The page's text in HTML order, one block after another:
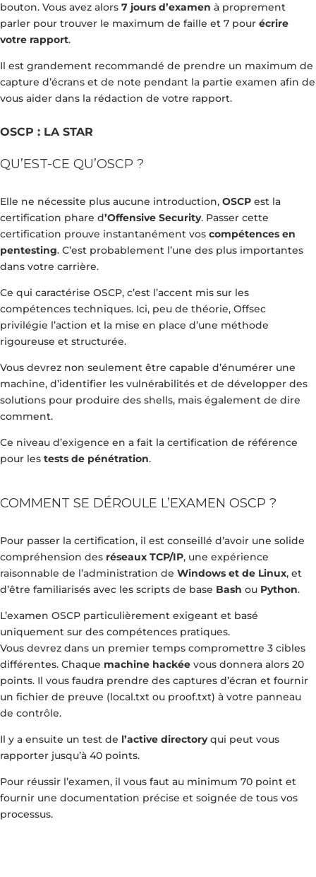
bouton. Vous avez alors 7 jours d’examen à proprement
parler pour trouver le maximum de faille et 7 pour écrire
votre rapport.
Il est grandement recommandé de prendre un maximum de
capture d’écrans et de note pendant la partie examen afin de
vous aider dans la rédaction de votre rapport.
OSCP : LA STAR
QU’EST-CE QU’OSCP ?
Elle ne nécessite plus aucune introduction, OSCP est la
certification phare d’Offensive Security. Passer cette
certification prouve instantanément vos compétences en
pentesting. C’est probablement l’une des plus importantes
dans votre carrière.
Ce qui caractérise OSCP, c’est l’accent mis sur les
compétences techniques. Ici, peu de théorie, Offsec
privilégie l’action et la mise en place d’une méthode
rigoureuse et structurée.
Vous devrez non seulement être capable d’énumérer une
machine, d’identifier les vulnérabilités et de développer des
solutions pour produire des shells, mais également de dire
comment.
Ce niveau d’exigence en a fait la certification de référence
pour les tests de pénétration.
COMMENT SE DÉROULE L’EXAMEN OSCP ?
Pour passer la certification, il est conseillé d’avoir une solide
compréhension des réseaux TCP/IP, une expérience
raisonnable de l’administration de Windows et de Linux, et
d’être familiarisés avec les scripts de base Bash ou Python.
L’examen OSCP particulièrement exigeant et basé
uniquement sur des compétences pratiques.
Vous devrez dans un premier temps compromettre 3 cibles
différentes. Chaque machine hackée vous donnera alors 20
points. Il vous faudra prendre des captures d’écran et fournir
un fichier de preuve (local.txt ou proof.txt) à votre panneau
de contrôle.
Il y a ensuite un test de l’active directoryqui peut vous
rapporter jusqu’à 40 points.
Pour réussir l’examen, il vous faut au minimum 70 point et
fournir une documentation précise et soignée de tous vos
processus.